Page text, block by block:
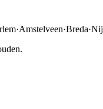
·Amstelveen·Breda·